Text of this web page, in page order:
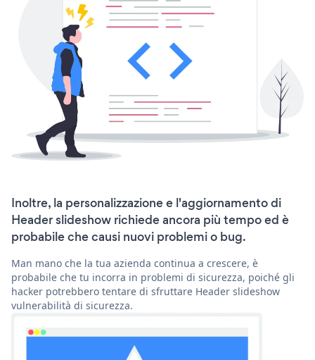
Inoltre, la personalizzazione e l'aggiornamento di
Header slideshow richiede ancora più tempo ed è
probabile che causi nuovi problemi o bug.
Man mano che la tua azienda continua a crescere, è
probabile che tu incorra in problemi di sicurezza, poiché gli
hacker potrebbero tentare di sfruttare Header slideshow
vulnerabilità di sicurezza.